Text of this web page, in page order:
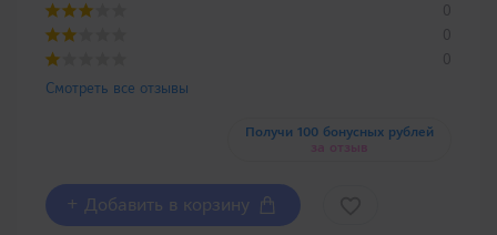
0
0
0
Смотреть все отзывы
Получи 100 бонусных рублей
за отзыв
+ Добавить в корзину